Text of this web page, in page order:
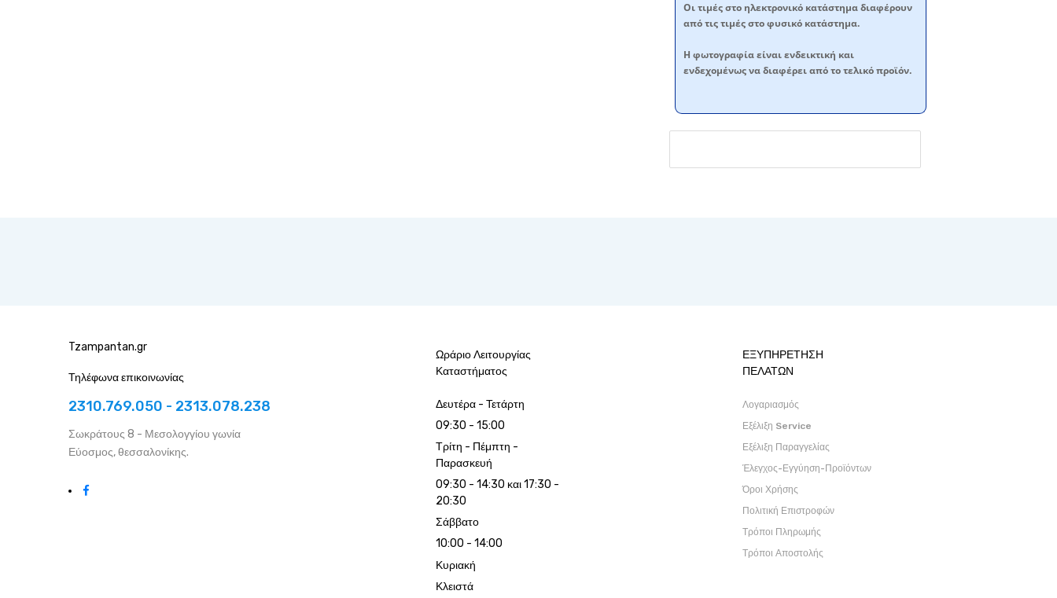
Oι τιμές στο ηλεκτρονικό κατάστημα διαφέρουν
από τις τιμές στο φυσικό κατάστημα.
Η φωτογραφία είναι ενδεικτική και
ενδεχομένως να διαφέρει από το τελικό προϊόν.
Tzampantan.gr
Τηλέφωνα επικοινωνίας
2310.769.050 - 2313.078.238
Σωκράτους 8 - Μεσολογγίου γωνία
Εύοσμος, θεσσαλονίκης.
Ωράριο Λειτουργίας
Καταστήματος
Δευτέρα - Τετάρτη
09:30 - 15:00
Τρίτη - Πέμπτη -
Παρασκευή
09:30 - 14:30 και 17:30 -
20:30
Σάββατο
10:00 - 14:00
Κυριακή
Κλειστά
ΕΞΥΠΗΡΕΤΗΣΗ
ΠΕΛΑΤΩΝ
Λογαριασμός
Εξέλιξη Service
Εξέλιξη Παραγγελίας
Έλεγχος-Εγγύηση-Προϊόντων
Όροι Χρήσης
Πολιτική Επιστροφών
Τρόποι Πληρωμής
Τρόποι Αποστολής